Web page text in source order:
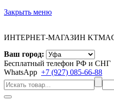
Закрыть меню
ИНТЕРНЕТ-МАГАЗИН
Ваш город:
Бесплатный телефон РФ и СНГ
WhatsApp +7 (927) 085-66-88